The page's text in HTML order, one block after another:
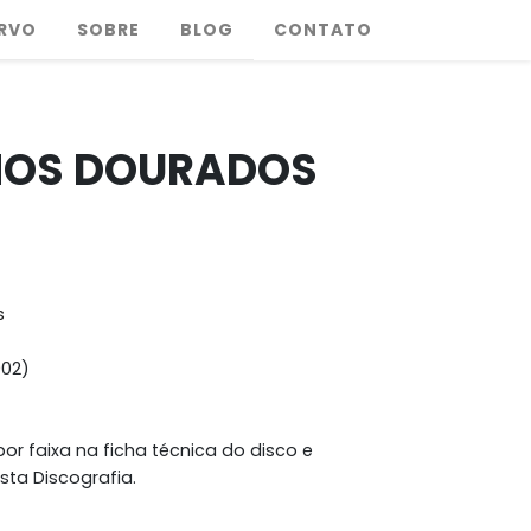
SOBRE BLOG CONTATO
DOURADOS
faixa na ficha técnica do disco e
Discografia.